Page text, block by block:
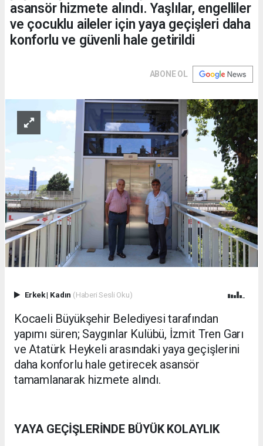
asansör hizmete alındı. Yaşlılar, engelliler
ve çocuklu aileler için yaya geçişleri daha
konforlu ve güvenli hale getirildi
ABONE OL
Erkek| Kadın (Haberi Sesli Oku)
Kocaeli Büyükşehir Belediyesi tarafından
yapımı süren; Saygınlar Kulübü, İzmit Tren Garı
ve Atatürk Heykeli arasındaki yaya geçişlerini
daha konforlu hale getirecek asansör
tamamlanarak hizmete alındı.
YAYA GEÇİŞLERİNDE BÜYÜK KOLAYLIK